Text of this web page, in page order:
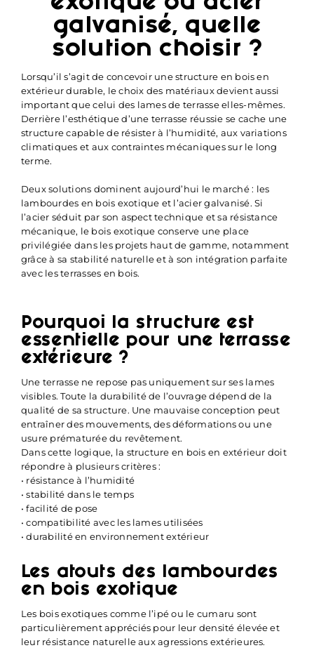
exotique ou acier
galvanisé, quelle
solution choisir ?
Lorsqu’il s’agit de concevoir une structure en bois en
extérieur durable, le choix des matériaux devient aussi
important que celui des lames de terrasse elles-mêmes.
Derrière l’esthétique d’une terrasse réussie se cache une
structure capable de résister à l’humidité, aux variations
climatiques et aux contraintes mécaniques sur le long
terme.
Deux solutions dominent aujourd’hui le marché : les
lambourdes en bois exotique et l’acier galvanisé. Si
l’acier séduit par son aspect technique et sa résistance
mécanique, le bois exotique conserve une place
privilégiée dans les projets haut de gamme, notamment
grâce à sa stabilité naturelle et à son intégration parfaite
avec les terrasses en bois.
Pourquoi la structure est
essentielle pour une terrasse
extérieure ?
Une terrasse ne repose pas uniquement sur ses lames
visibles. Toute la durabilité de l’ouvrage dépend de la
qualité de sa structure. Une mauvaise conception peut
entraîner des mouvements, des déformations ou une
usure prématurée du revêtement.
Dans cette logique, la structure en bois en extérieur doit
répondre à plusieurs critères :
• résistance à l’humidité
• stabilité dans le temps
• facilité de pose
• compatibilité avec les lames utilisées
• durabilité en environnement extérieur
Les atouts des lambourdes
en bois exotique
Les bois exotiques comme l’ipéou le cumaru sont
particulièrement appréciés pour leur densité élevée et
leur résistance naturelle aux agressions extérieures.